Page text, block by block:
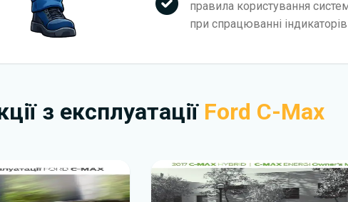
правила користування
при спрацюванні
з експлуатації Ford C-Max